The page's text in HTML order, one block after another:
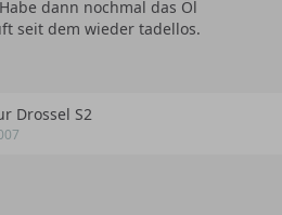
dann nochmal das Öl
seit dem wieder tadellos.
Drossel S2